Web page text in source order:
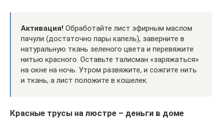
Активация! Обработайте лист эфирным маслом
пачули (достаточно пары капель), заверните в
натуральную ткань зеленого цвета и перевяжите
нитью красного. Оставьте талисман «заряжаться»
на окне на ночь. Утром развяжите, и сожгите нить
и ткань, а лист положите в кошелек.
Красные трусы на люстре – деньги в доме